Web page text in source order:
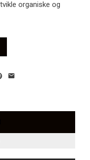
organiske og